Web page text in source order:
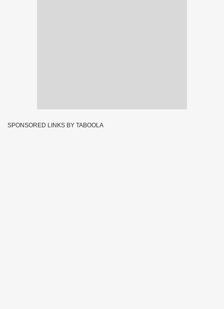
SPONSORED LINKS BY TABOOLA